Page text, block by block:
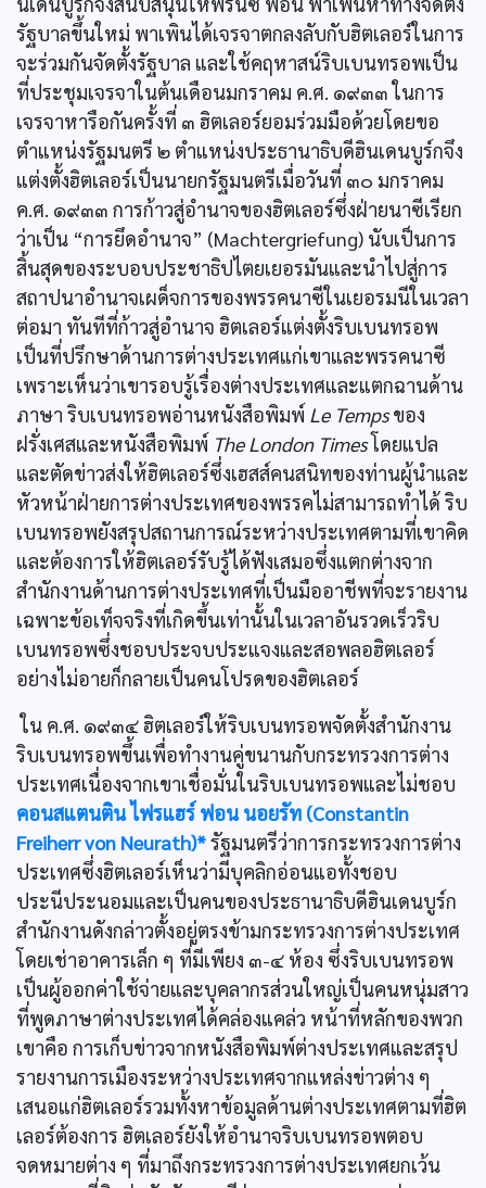
รัฐบาลขึ้นใหม่ พาเพินได้เจรจาตกลงลับกับฮิตเลอร์ในการ
จะร่วมกันจัดตั้งรัฐบาล และใช้คฤหาสน์ริบเบนทรอพเป็น
ที่ประชุมเจรจาในต้นเดือนมกราคม ค.ศ. ๑๙๓๓ ในการ
เจรจาหารือกันครั้งที่ ๓ ฮิตเลอร์ยอมร่วมมือด้วยโดยขอ
ตำแหน่งรัฐมนตรี ๒ ตำแหน่งประธานาธิบดีฮินเดนบูร์กจึง
แต่งตั้งฮิตเลอร์เป็นนายกรัฐมนตรีเมื่อวันที่ ๓๐ มกราคม
ค.ศ. ๑๙๓๓ การก้าวสู่อำนาจของฮิตเลอร์ซึ่งฝ่ายนาซีเรียก
ว่าเป็น “การยึดอำนาจ” (Machtergriefung) นับเป็นการ
สิ้นสุดของระบอบประชาธิปไตยเยอรมันและนำไปสู่การ
สถาปนาอำนาจเผด็จการของพรรคนาซีในเยอรมนีในเวลา
ต่อมา ทันทีที่ก้าวสู่อำนาจ ฮิตเลอร์แต่งตั้งริบเบนทรอพ
เป็นที่ปรึกษาด้านการต่างประเทศแก่เขาและพรรคนาซี
เพราะเห็นว่าเขารอบรู้เรื่องต่างประเทศและแตกฉานด้าน
ภาษา ริบเบนทรอพอ่านหนังสือพิมพ์ Le Tempsของ
ฝรั่งเศสและหนังสือพิมพ์ The London Timesโดยแปล
และตัดข่าวส่งให้ฮิตเลอร์ซึ่งเฮสส์คนสนิทของท่านผู้นำและ
หัวหน้าฝ่ายการต่างประเทศของพรรคไม่สามารถทำได้ ริบ
เบนทรอพยังสรุปสถานการณ์ระหว่างประเทศตามที่เขาคิด
และต้องการให้ฮิตเลอร์รับรู้ได้ฟังเสมอซึ่งแตกต่างจาก
สำนักงานด้านการต่างประเทศที่เป็นมืออาชีพที่จะรายงาน
เฉพาะข้อเท็จจริงที่เกิดขึ้นเท่านั้นในเวลาอันรวดเร็วริบ
เบนทรอพซึ่งชอบประจบประแจงและสอพลอฮิตเลอร์
อย่างไม่อายก็กลายเป็นคนโปรดของฮิตเลอร์
ใน ค.ศ. ๑๙๓๔ ฮิตเลอร์ให้ริบเบนทรอพจัดตั้งสำนักงาน
ริบเบนทรอพขึ้นเพื่อทำงานคู่ขนานกับกระทรวงการต่าง
ประเทศเนื่องจากเขาเชื่อมั่นในริบเบนทรอพและไม่ชอบ
คอนสแตนติน ไฟรแฮร์ ฟอน นอยรัท (Constantin
Freiherr von Neurath)*รัฐมนตรีว่าการกระทรวงการต่าง
ประเทศซึ่งฮิตเลอร์เห็นว่ามีบุคลิกอ่อนแอทั้งชอบ
ประนีประนอมและเป็นคนของประธานาธิบดีฮินเดนบูร์ก
สำนักงานดังกล่าวตั้งอยู่ตรงข้ามกระทรวงการต่างประเทศ
โดยเช่าอาคารเล็ก ๆ ที่มีเพียง ๓-๔ ห้อง ซึ่งริบเบนทรอพ
เป็นผู้ออกค่าใช้จ่ายและบุคลากรส่วนใหญ่เป็นคนหนุ่มสาว
ที่พูดภาษาต่างประเทศได้คล่องแคล่ว หน้าที่หลักของพวก
เขาคือ การเก็บข่าวจากหนังสือพิมพ์ต่างประเทศและสรุป
รายงานการเมืองระหว่างประเทศจากแหล่งข่าวต่าง ๆ
เสนอแก่ฮิตเลอร์รวมทั้งหาข้อมูลด้านต่างประเทศตามที่ฮิต
เลอร์ต้องการ ฮิตเลอร์ยังให้อำนาจริบเบนทรอพตอบ
จดหมายต่าง ๆ ที่มาถึงกระทรวงการต่างประเทศยกเว้น